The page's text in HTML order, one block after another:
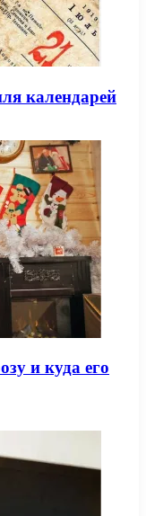
календарей
и куда его